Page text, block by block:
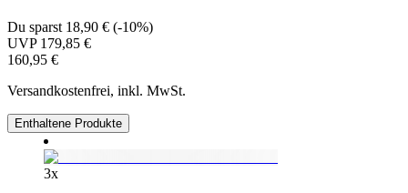
Du sparst 18,90 € (-10%)
UVP 179,85 €
160,95 €
Versandkostenfrei, inkl. MwSt.
Enthaltene Produkte
3x